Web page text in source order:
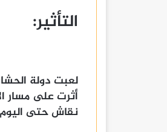
التأثير:
لعبت دولة
أثرت على مسار
نقاش حتى